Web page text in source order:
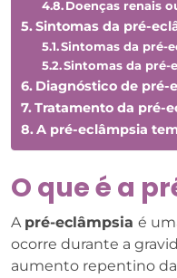
Doenças renais
Sintomas da pré-
Sintomas da pré-
Sintomas da pré-
Diagnóstico de pré-
Tratamento da pré-
A pré-eclâmpsia
O que é a
A pré-eclâmpsia é
ocorre durante a
aumento repentino